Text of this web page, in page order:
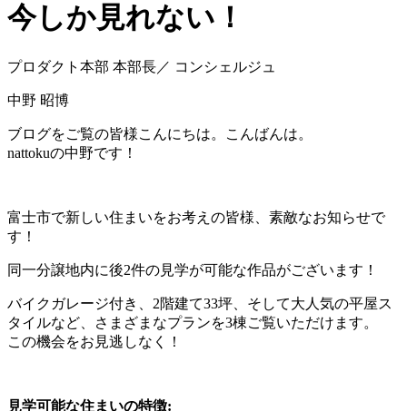
今しか見れない！
プロダクト本部 本部長／ コンシェルジュ
中野 昭博
ブログをご覧の皆様こんにちは。こんばんは。
nattokuの中野です！
富士市で新しい住まいをお考えの皆様、素敵なお知らせで
す！
同一分譲地内に後2件の見学が可能な作品がございます！
バイクガレージ付き、2階建て33坪、そして大人気の平屋ス
タイルなど、さまざまなプランを3棟ご覧いただけます。
この機会をお見逃しなく！
見学可能な住まいの特徴: